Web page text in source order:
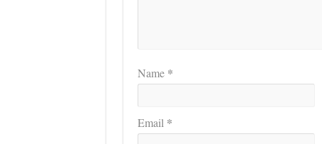
Name *
Email *